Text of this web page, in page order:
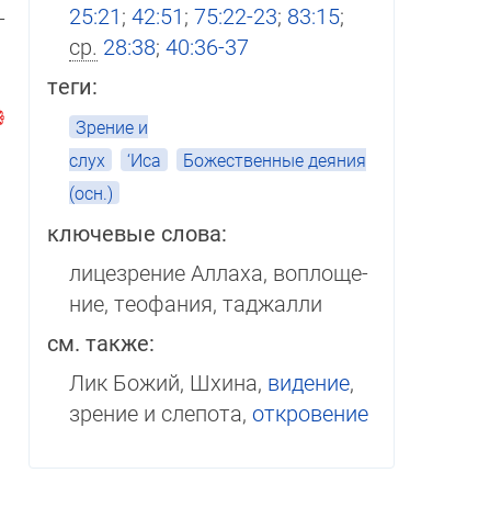
25:21; 42:51; 75:22-23; 83:15;
ср. 28:38; 40:36-37
теги:
Зрение и
слух
‘Иса
Божественные деяния
(осн.)
ключевые слова:
лицезрение Аллаха, вопло­ще­
ние, теофания, таджалли
см. также:
Лик Божий, Шхина, видение,
зрение и слепота, откровение